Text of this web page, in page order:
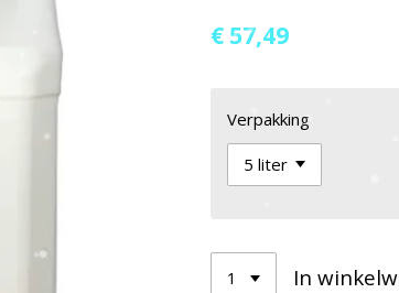
€ 57,49
Verpakking
In